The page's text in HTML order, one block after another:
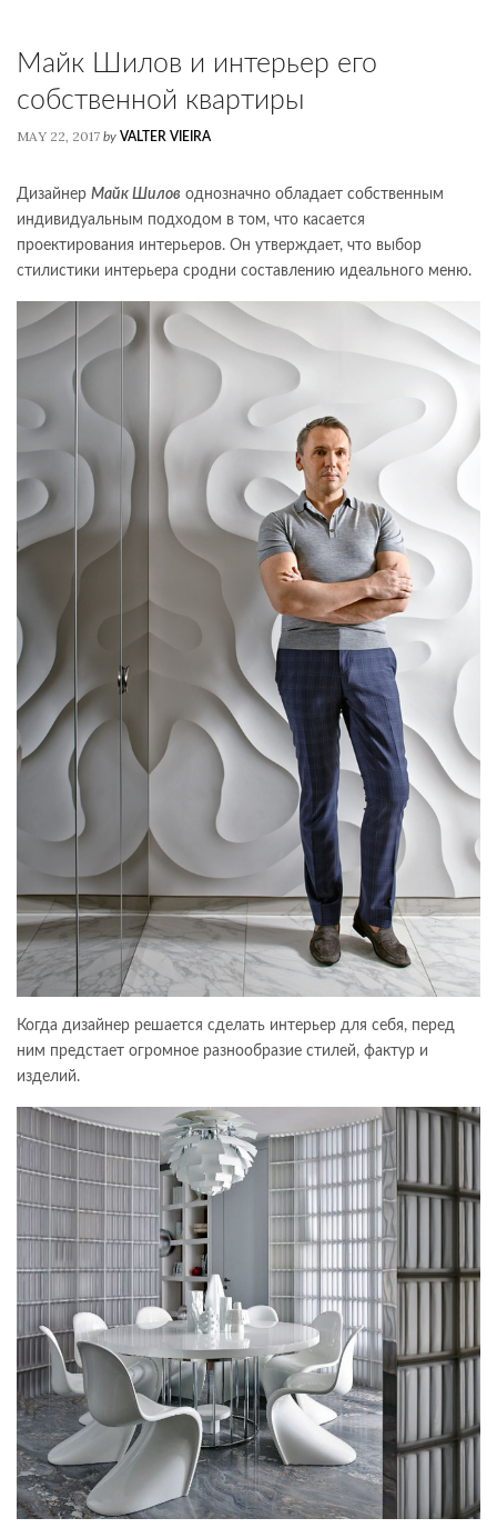
Майк Шилов и интерьер его
собственной квартиры
MAY 22, 2017 by VALTER VIEIRA
Дизайнер Майк Шилов однозначно обладает собственным
индивидуальным подходом в том, что касается
проектирования интерьеров. Он утверждает, что выбор
стилистики интерьера сродни составлению идеального меню.
Когда дизайнер решается сделать интерьер для себя, перед
ним предстает огромное разнообразие стилей, фактур и
изделий.